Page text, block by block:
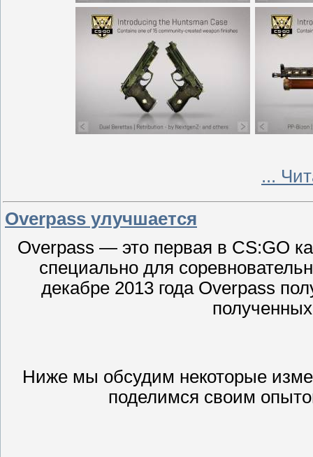
...
Overpass улучшается
Overpass — это первая в CS:GO
специально для
декабре 2013 года Overpass
Ниже мы обсудим некоторые
поделимся своим